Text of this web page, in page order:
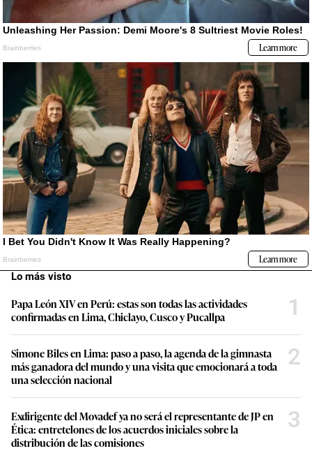
Lo más visto
Papa León XIV en Perú: estas son todas las actividades
confirmadas en Lima, Chiclayo, Cusco y Pucallpa
1
Simone Biles en Lima: paso a paso, la agenda de la gimnasta
más ganadora del mundo y una visita que emocionará a toda
una selección nacional
2
Exdirigente del Movadef ya no será el representante de JP en
Ética: entretelones de los acuerdos iniciales sobre la
distribución de las comisiones
3